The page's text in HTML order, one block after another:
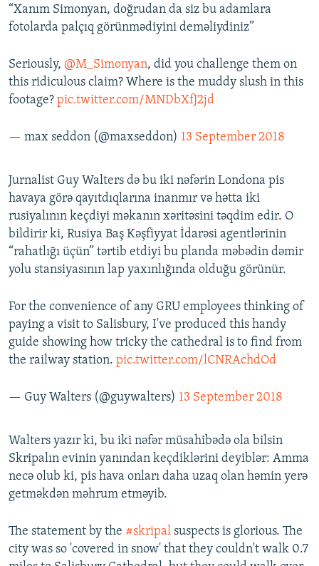
“Xanım Simonyan, doğrudan da siz bu adamlara
fotolarda palçıq görünmədiyini deməliydiniz”
Seriously, @M_Simonyan, did you challenge them on
this ridiculous claim? Where is the muddy slush in this
footage? pic.twitter.com/MNDbXfJ2jd
— max seddon (@maxseddon) 13 September 2018
Jurnalist Guy Walters də bu iki nəfərin Londona pis
havaya görə qayıtdıqlarına inanmır və hətta iki
rusiyalının keçdiyi məkanın xəritəsini təqdim edir. O
bildirir ki, Rusiya Baş Kəşfiyyat İdarəsi agentlərinin
“rahatlığı üçün” tərtib etdiyi bu planda məbədin dəmir
yolu stansiyasının lap yaxınlığında olduğu görünür.
For the convenience of any GRU employees thinking of
paying a visit to Salisbury, I've produced this handy
guide showing how tricky the cathedral is to find from
the railway station. pic.twitter.com/lCNRAchdOd
— Guy Walters (@guywalters) 13 September 2018
Walters yazır ki, bu iki nəfər müsahibədə ola bilsin
Skripalın evinin yanından keçdiklərini deyiblər: Amma
necə olub ki, pis hava onları daha uzaq olan həmin yerə
getməkdən məhrum etməyib.
The statement by the #skripal suspects is glorious. The
city was so 'covered in snow' that they couldn't walk 0.7